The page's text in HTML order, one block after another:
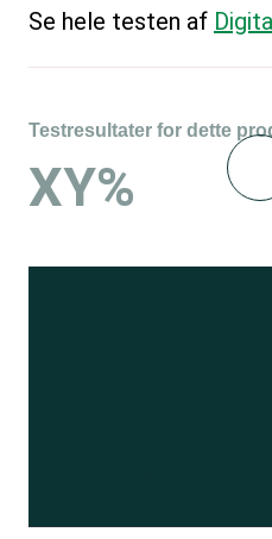
Se hele testen af
Testresultater for dette
XY%